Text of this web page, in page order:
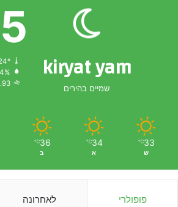
kiryat yam
שמיים בהירים
33º - 24º
0.93
33
℃
ש
34
℃
א
36
℃
ב
פופולרי לאחרונה